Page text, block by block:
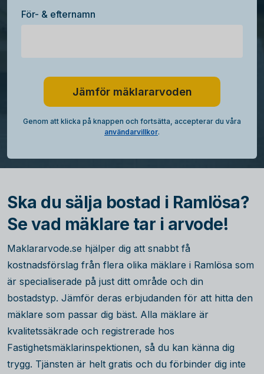
För- & efternamn
Jämför mäklararvoden
Genom att klicka på knappen och fortsätta, accepterar du våra
användarvillkor.
Ska du sälja bostad i Ramlösa?
Se vad mäklare tar i arvode!
Maklararvode.se hjälper dig att snabbt få
kostnadsförslag från flera olika mäklare i Ramlösa som
är specialiserade på just ditt område och din
bostadstyp. Jämför deras erbjudanden för att hitta den
mäklare som passar dig bäst. Alla mäklare är
kvalitetssäkrade och registrerade hos
Fastighetsmäklarinspektionen, så du kan känna dig
trygg. Tjänsten är helt gratis och du förbinder dig inte